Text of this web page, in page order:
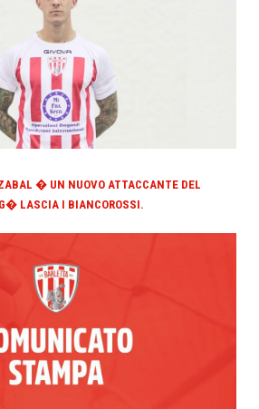
� UN NUOVO ATTACCANTE DEL
LASCIA I BIANCOROSSI.